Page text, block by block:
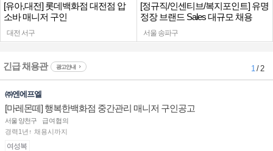
[유아,대전] 롯데백화점 대전점 압
소바 매니저 구인
대전 서구
[정규직/인센티브/복지포인트] 유명
정장 브랜드 Sales 대규모 채용
서울 송파구
긴급 채용관 광고안내 1/ 2
㈜엔에프엘
[마레몬떼] 행복한백화점 중간관리 매니저 구인공고
서울 양천구
급여협의
경력1년↑ 채용시까지
여성복